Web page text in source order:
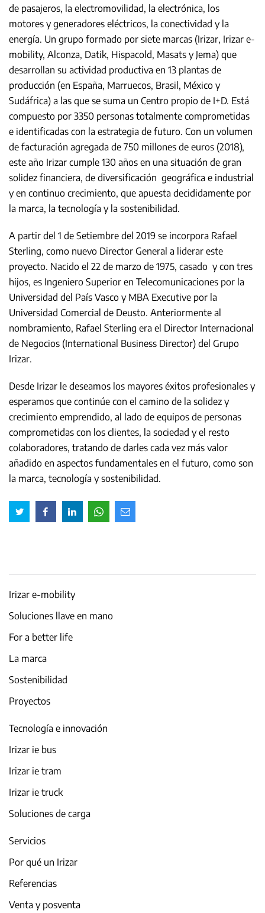
de pasajeros, la electromovilidad, la electrónica, los
motores y generadores eléctricos, la conectividad y la
energía. Un grupo formado por siete marcas (Irizar, Irizar e-
mobility, Alconza, Datik, Hispacold, Masats y Jema) que
desarrollan su actividad productiva en 13 plantas de
producción (en España, Marruecos, Brasil, México y
Sudáfrica) a las que se suma un Centro propio de I+D. Está
compuesto por 3350 personas totalmente comprometidas
e identificadas con la estrategia de futuro. Con un volumen
de facturación agregada de 750 millones de euros (2018),
este año Irizar cumple 130 años en una situación de gran
solidez financiera, de diversificación geográfica e industrial
y en continuo crecimiento, que apuesta decididamente por
la marca, la tecnología y la sostenibilidad.
A partir del 1 de Setiembre del 2019 se incorpora Rafael
Sterling, como nuevo Director General a liderar este
proyecto. Nacido el 22 de marzo de 1975, casado y con tres
hijos, es Ingeniero Superior en Telecomunicaciones por la
Universidad del País Vasco y MBA Executive por la
Universidad Comercial de Deusto. Anteriormente al
nombramiento, Rafael Sterling era el Director Internacional
de Negocios (International Business Director) del Grupo
Irizar.
Desde Irizar le deseamos los mayores éxitos profesionales y
esperamos que continúe con el camino de la solidez y
crecimiento emprendido, al lado de equipos de personas
comprometidas con los clientes, la sociedad y el resto
colaboradores, tratando de darles cada vez más valor
añadido en aspectos fundamentales en el futuro, como son
la marca, tecnología y sostenibilidad.
Irizar e-mobility
Soluciones llave en mano
For a better life
La marca
Sostenibilidad
Proyectos
Tecnología e innovación
Irizar ie bus
Irizar ie tram
Irizar ie truck
Soluciones de carga
Servicios
Por qué un Irizar
Referencias
Venta y posventa